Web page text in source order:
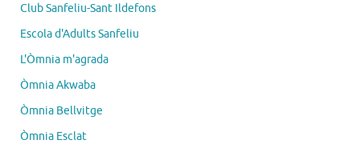
Club Sanfeliu-Sant Ildefons
Escola d'Adults Sanfeliu
L'Òmnia m'agrada
Òmnia Akwaba
Òmnia Bellvitge
Òmnia Esclat